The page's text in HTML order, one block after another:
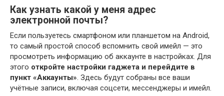
Как узнать какой у меня адрес
электронной почты?
Если пользуетесь смартфоном или планшетом на Android,
то самый простой способ вспомнить свой имейл — это
просмотреть информацию об аккаунте в настройках. Для
этого откройте настройки гаджета и перейдите в
пункт «Аккаунты». Здесь будут собраны все ваши
учётные записи, включая соцсети, мессенджеры и имейл.